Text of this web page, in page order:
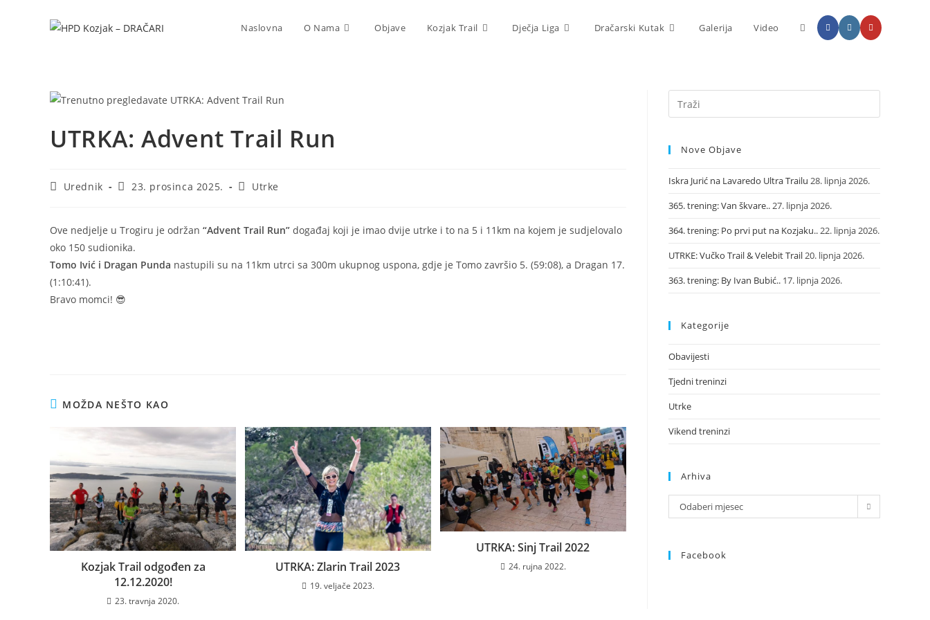
Naslovna O Nama Objave Kozjak Trail Dječja Liga Dračarski Kutak Galerija Video
UTRKA: Advent Trail Run
Urednik 23. prosinca 2025. Utrke
Ove nedjelje u Trogiru je održan “Advent Trail Run” događaj koji je imao dvije utrke i to na 5 i 11km na kojem je sudjelovalo
oko 150 sudionika.
Tomo Ivić i Dragan Punda nastupili su na 11km utrci sa 300m ukupnog uspona, gdje je Tomo završio 5. (59:08), a Dragan 17.
(1:10:41).
Bravo momci! 😎
MOŽDA NEŠTO KAO
Kozjak Trail odgođen za
12.12.2020!
23. travnja 2020.
UTRKA: Zlarin Trail 2023
19. veljače 2023.
UTRKA: Sinj Trail 2022
24. rujna 2022.
Nove Objave
Iskra Jurić na Lavaredo Ultra Trailu 28. lipnja 2026.
365. trening: Van škvare..27. lipnja 2026.
364. trening: Po prvi put na Kozjaku..22. lipnja 2026.
UTRKE: Vučko Trail & Velebit Trail20. lipnja 2026.
363. trening: By Ivan Bubić.. 17. lipnja 2026.
Kategorije
Obavijesti
Tjedni treninzi
Utrke
Vikend treninzi
Arhiva
Odaberi mjesec
Facebook